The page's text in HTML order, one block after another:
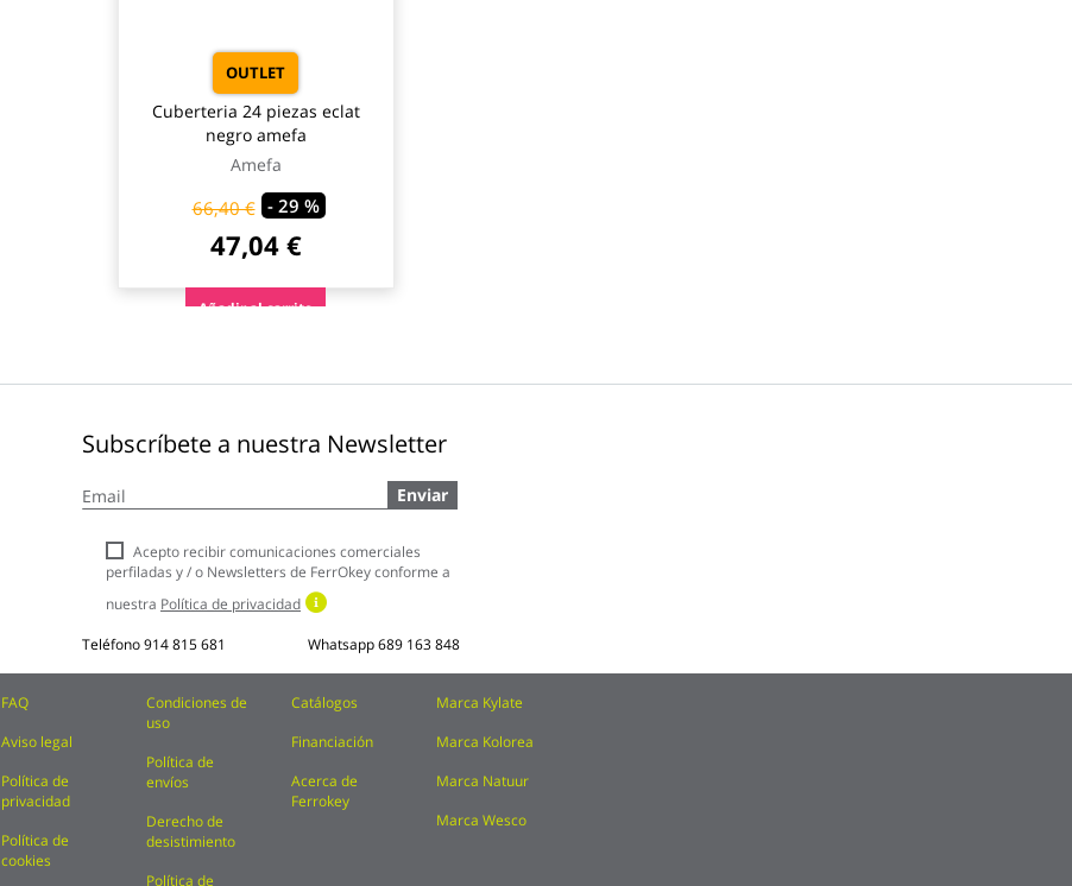
OUTLET
Cuberteria 24 piezas eclat
negro amefa
Amefa
66,40 € - 29 %
47,04 €
Añadir al carrito
Subscríbete a nuestra Newsletter
a
boletín
noticias:
Enviar
Acepto recibir comunicaciones comerciales
perfiladas y / o Newsletters de FerrOkey conforme a
nuestra Política de privacidad
Teléfono914 815 681 Whatsapp689 163 848
FAQ
Aviso legal
Política de
privacidad
Política de
cookies
Condiciones de
uso
Política de
envíos
Derecho de
desistimiento
Política de
Catálogos
Financiación
Acerca de
Ferrokey
Marca Kylate
Marca Kolorea
Marca Natuur
Marca Wesco